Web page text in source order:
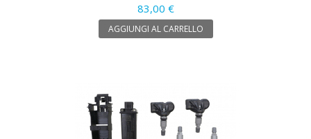
83,00 €
AGGIUNGI AL CARRELLO